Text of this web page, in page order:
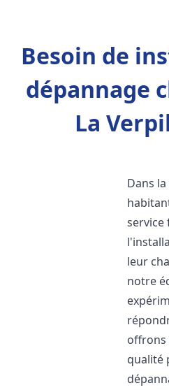
Besoin de
dépannage
La
Dans
service
leur
notre
offrons
qualité